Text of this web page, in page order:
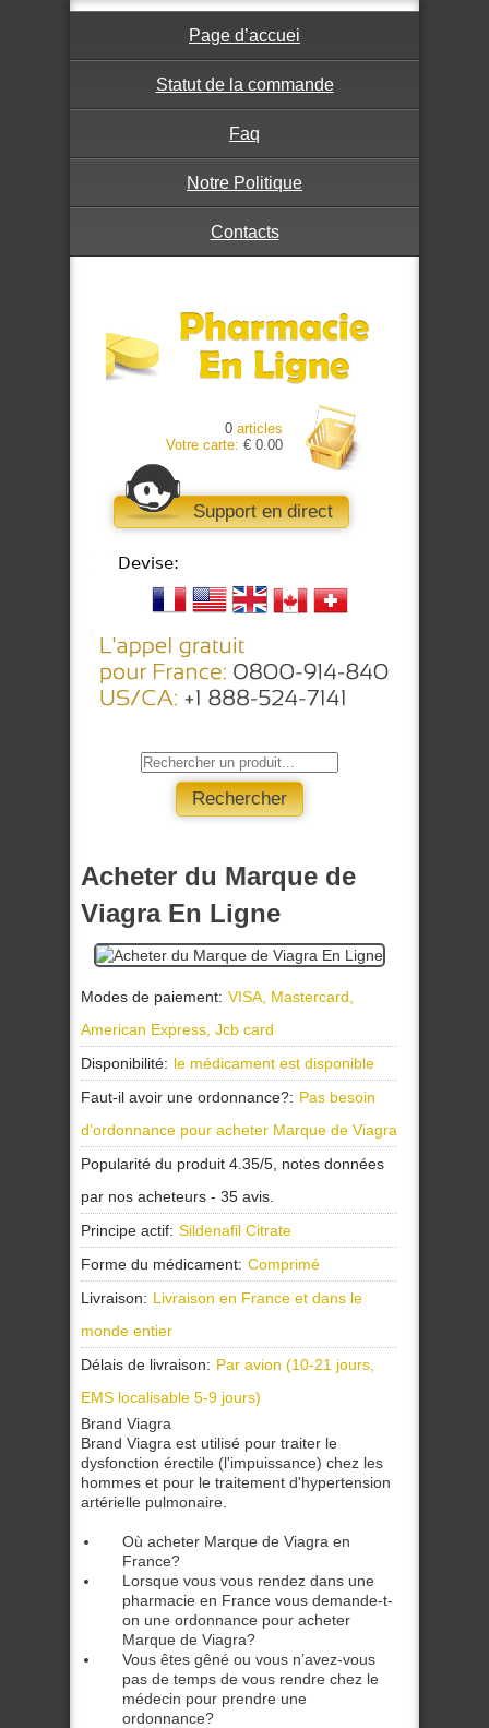
Page d’accuei
Statut de la commande
Faq
Notre Politique
Contacts
0articles
Votre carte: € 0.00
Support en direct
Acheter du Marque de
Viagra En Ligne
Modes de paiement: VISA, Mastercard,
American Express, Jcb card
Disponibilité: le médicament est disponible
Faut-il avoir une ordonnance?: Pas besoin
d’ordonnance pour acheter Marque de Viagra
Popularité du produit 4.35/5 , notes données
par nos acheteurs - 35 avis.
Principe actif: Sildenafil Citrate
Forme du médicament: Comprimé
Livraison: Livraison en France et dans le
monde entier
Délais de livraison: Par avion (10-21 jours,
EMS localisable 5-9 jours)
Brand Viagra
Brand Viagra est utilisé pour traiter le
dysfonction érectile (l'impuissance) chez les
hommes et pour le traitement d'hypertension
artérielle pulmonaire.
Où acheter Marque de Viagra en
France?
Lorsque vous vous rendez dans une
pharmacie en France vous demande-t-
on une ordonnance pour acheter
Marque de Viagra?
Vous êtes gêné ou vous n’avez-vous
pas de temps de vous rendre chez le
médecin pour prendre une
ordonnance?